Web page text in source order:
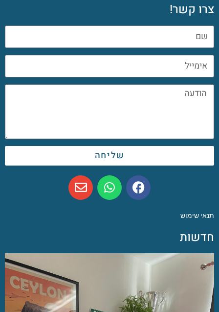
צרו קשר!
שליחה
תנאי שימוש
חדשות